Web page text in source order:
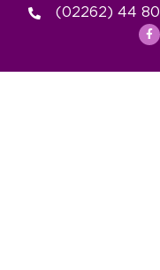
(02262) 44